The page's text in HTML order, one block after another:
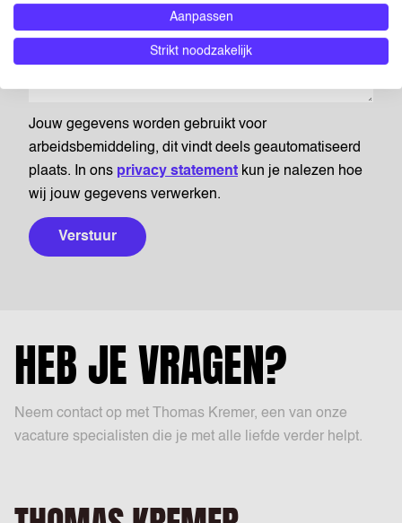
Jouw gegevens worden gebruikt voor
arbeidsbemiddeling, dit vindt deels geautomatiseerd
plaats. In ons privacy statement kun je nalezen hoe
wij jouw gegevens verwerken.
Verstuur
HEB JE VRAGEN?
Neem contact op met Thomas Kremer, een van onze
vacature specialisten die je met alle liefde verder helpt.
Aanpassen
Strikt noodzakelijk